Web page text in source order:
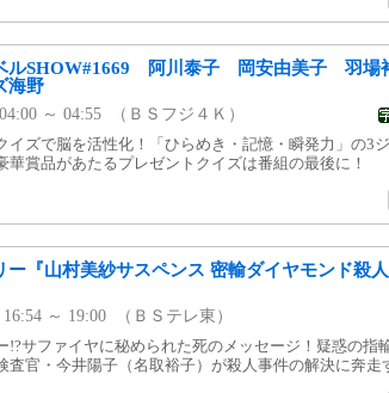
ルSHOW#1669 阿川泰子 岡安由美子 羽
海野
～ 04:55 （ＢＳフジ４Ｋ）
イズで脳を活性化！「ひらめき・記憶・瞬発力」の3
華賞品があたるプレゼントクイズは番組の最後に！
ー『山村美紗サスペンス 密輸ダイヤモンド殺人
～ 19:00 （ＢＳテレ東）
!?サファイヤに秘められた死のメッセージ！疑惑の指
査官・今井陽子（名取裕子）が殺人事件の解決に奔走